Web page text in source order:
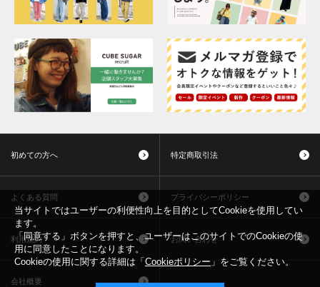
初めての方へ 特定商取引法
よくある質問 プライバシーポリシー
利用規約 お問い合わせ
会社概要
当サイトではユーザーの利便性向上を目的としてCookieを使用してい
ます。
「同意する」ボタンを押すと、ユーザーはこのサイトでのCookieの使
用に同意したことになります。
Cookieの使用に関する詳細は「 Cookieポリシー 」をご覧ください。